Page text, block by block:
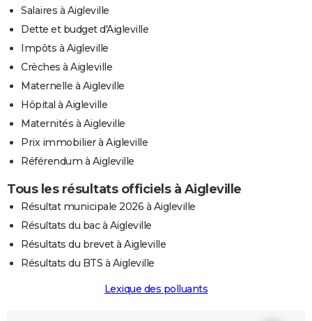
Salaires à Aigleville
Dette et budget d'Aigleville
Impôts à Aigleville
Crèches à Aigleville
Maternelle à Aigleville
Hôpital à Aigleville
Maternités à Aigleville
Prix immobilier à Aigleville
Référendum à Aigleville
Tous les résultats officiels à Aigleville
Résultat municipale 2026 à Aigleville
Résultats du bac à Aigleville
Résultats du brevet à Aigleville
Résultats du BTS à Aigleville
Lexique des polluants